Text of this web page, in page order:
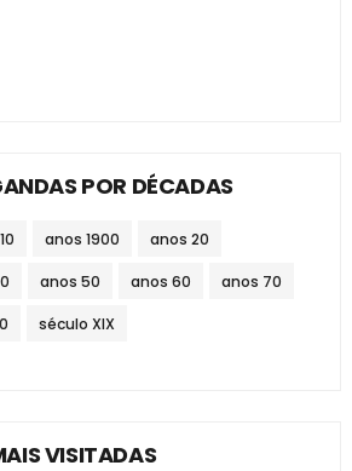
POR DÉCADAS
anos 1900 anos 20
anos 50 anos 60 anos 70
século XIX
VISITADAS